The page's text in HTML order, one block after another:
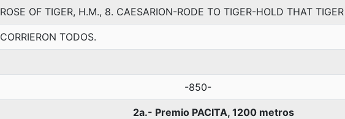
ROSE OF TIGER, H.M., 8. CAESARION-RODE TO TIGER-HOLD THAT TIGER
CORRIERON TODOS.
-850-
2a.- Premio PACITA, 1200 metros